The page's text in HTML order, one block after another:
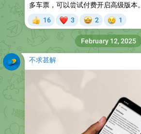
多车票，可以尝试付费开启高级版本。
16 3
🤩
2
😢
1
不求甚解
February 12, 2025